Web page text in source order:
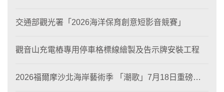
交通部觀光署「2026海洋保育創意短影音競賽」
觀音山充電樁專用停車格標線繪製及告示牌安裝工程
2026福爾摩沙北海岸藝術季 「潮歌」7月18日重磅登